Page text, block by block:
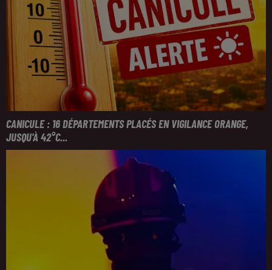
CANICULE : 16 DÉPARTEMENTS PLACÉS EN VIGILANCE ORANGE,
JUSQU'À 42°C...